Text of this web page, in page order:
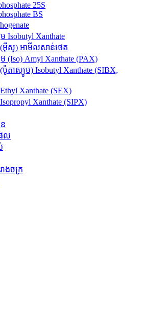
25S
BS
Isobutyl Xanthate
អ៊ីសូ) អាមីលសាន់ថេត
(Iso) Amyl Xanthate (PAX)
តាស្យូម) Isobutyl Xanthate (SIBX,
Xanthate (SEX)
Xanthate (SIPX)
ល
ងចក្រ